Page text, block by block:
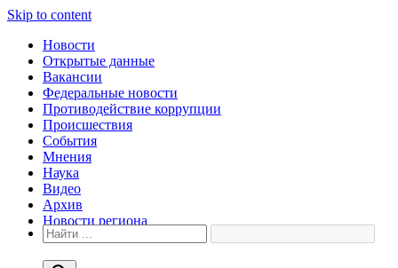
Skip to content
Новости
Открытые данные
Вакансии
Федеральные новости
Противодействие коррупции
Происшествия
События
Мнения
Наука
Видео
Архив
Новости региона